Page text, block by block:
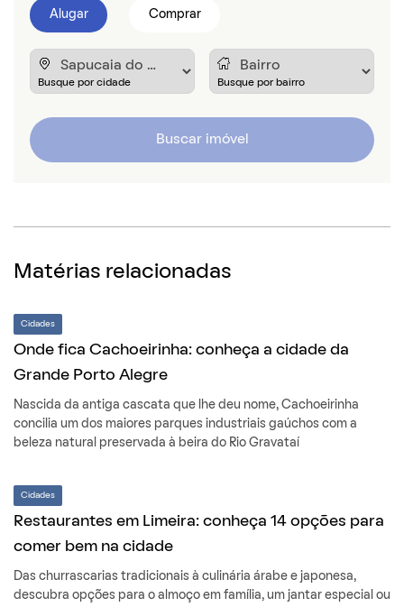
Alugar Comprar
Buscar imóvel
Matérias relacionadas
Cidades
Onde fica Cachoeirinha: conheça a cidade da
Grande Porto Alegre
Nascida da antiga cascata que lhe deu nome, Cachoeirinha
concilia um dos maiores parques industriais gaúchos com a
beleza natural preservada à beira do Rio Gravataí
Cidades
Restaurantes em Limeira: conheça 14 opções para
comer bem na cidade
Das churrascarias tradicionais à culinária árabe e japonesa,
descubra opções para o almoço em família, um jantar especial ou